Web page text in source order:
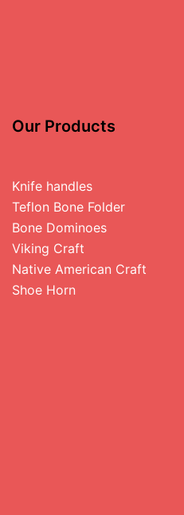
Our Products
Knife handles
Teflon Bone Folder
Bone Dominoes
Viking Craft
Native American Craft
Shoe Horn